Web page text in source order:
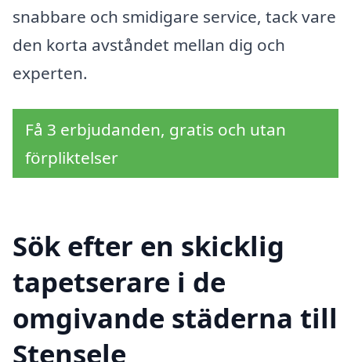
snabbare och smidigare service, tack vare
den korta avståndet mellan dig och
experten.
Få 3 erbjudanden, gratis och utan
förpliktelser
Sök efter en skicklig
tapetserare i de
omgivande städerna till
Stensele